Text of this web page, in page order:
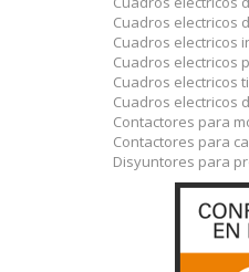
Cuadros electricos
Cuadros electricos
Cuadros electricos
Cuadros electricos
Cuadros electricos
Contactores para
Contactores para
Disyuntores para